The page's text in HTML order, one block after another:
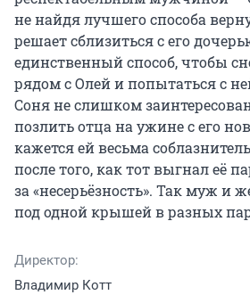
не найдя лучшего способа
решает сблизиться с его
единственный способ, чтобы
рядом с Олей и попытаться с
Соня не слишком
позлить отца на ужине с его
кажется ей весьма
после того, как тот выгнал её
за «несерьёзность». Так муж и
под одной крышей в разных
Директор:
Владимир Котт